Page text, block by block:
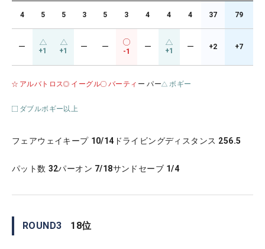
4 5 5 3 5 3 4 4 4 37 79
ー +1 +1 ー ー
-1
ー +1 ー +2 +7
アルバトロス イーグル バーティ ー パー ボギー
ダブルボギー以上
フェアウェイキープ 10/14 ドライビングディスタンス 256.5
パット数 32パーオン 7/18サンドセーブ 1/4
ROUND3 18位